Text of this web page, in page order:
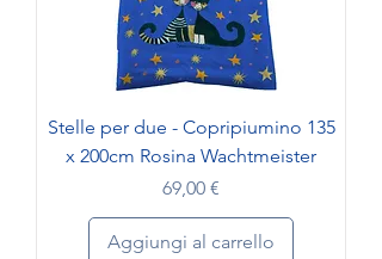
Stelle per due - Copripiumino 135
x 200cm Rosina Wachtmeister
Prezzo
69,00 €
Aggiungi al carrello